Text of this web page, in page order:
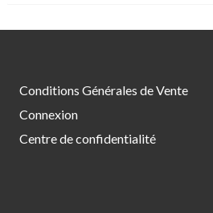
Conditions Générales de Vente
Connexion
Centre de confidentialité